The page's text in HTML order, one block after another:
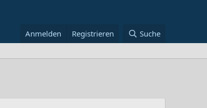
Anmelden Registrieren Suche